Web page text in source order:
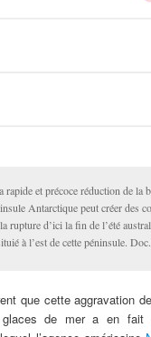
et précoce réduction de la
Antarctique peut créer des
rupture d’ici la fin de l’été
à l’est de cette péninsule.
que cette aggravation
de mer a en fait